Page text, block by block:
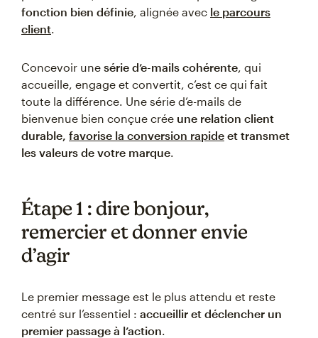
fonction bien définie , alignée avec le parcours
client
Concevoir une série d’e-mails cohérente , qui
accueille, engage et convertit, c’est ce qui fait
toute la différence. Une série d’e-mails de
bienvenue bien conçue crée une relation client
durable, favorise la conversion rapide et transmet
les valeurs de votre marque
Étape 1 : dire bonjour,
remercier et donner envie
d’agir
Le premier message est le plus attendu et reste
centré sur l’essentiel : accueillir et déclencher un
premier passage à l’action